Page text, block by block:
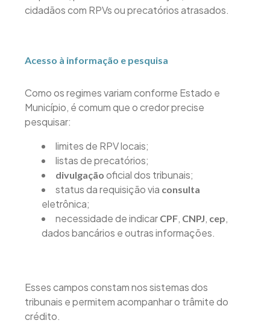
cidadãos com RPVs ou precatórios atrasados.
Acesso à informação e pesquisa
Como os regimes variam conforme Estado e
Município, é comum que o credor precise
pesquisar:
limites de RPV locais;
listas de precatórios;
divulgação oficial dos tribunais;
status da requisição via consulta
eletrônica;
necessidade de indicar CPF, CNPJ, cep,
dados bancários e outras informações.
Esses campos constam nos sistemas dos
tribunais e permitem acompanhar o trâmite do
crédito.